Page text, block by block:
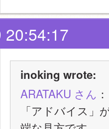
20:54:17
inoking wrote:
ARATAKU さん ：
「アドバイス」